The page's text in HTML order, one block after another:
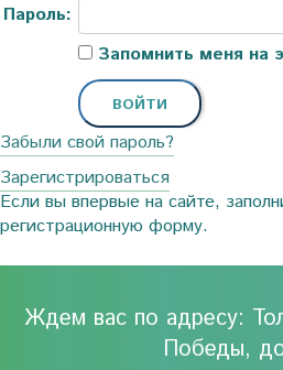
Пароль:
Запомнить меня на
Забыли свой пароль?
Зарегистрироваться
Если вы впервые на сайте,
регистрационную форму.
Ждем вас по адресу:
Победы,